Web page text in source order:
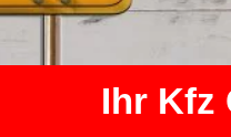
Ihr Kfz